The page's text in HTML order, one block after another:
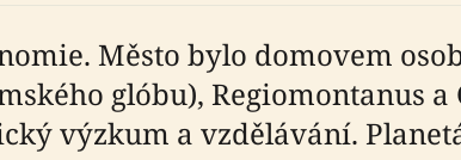
Město bylo domovem
glóbu), Regiomontanus a
výzkum a vzdělávání.